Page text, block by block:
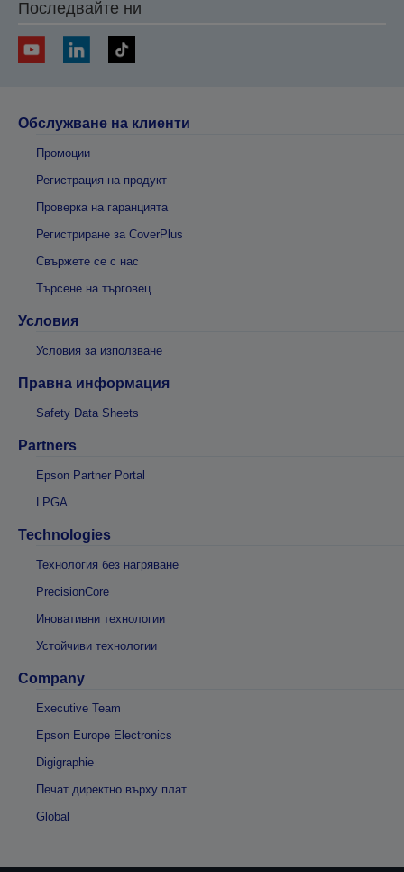
Последвайте ни
Обслужване на клиенти
Промоции
Регистрация на продукт
Проверка на гаранцията
Регистриране за CoverPlus
Свържете се с нас
Търсене на търговец
Условия
Условия за използване
Правна информация
Safety Data Sheets
Partners
Epson Partner Portal
LPGA
Technologies
Технология без нагряване
PrecisionCore
Иновативни технологии
Устойчиви технологии
Company
Executive Team
Epson Europe Electronics
Digigraphie
Печат директно върху плат
Global